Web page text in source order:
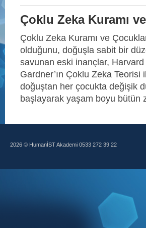
Çoklu Zeka Kuramı
Çoklu Zeka Kuramı ve
olduğunu, doğuşla sabit bir
savunan eski inançlar,
Gardner’ın Çoklu Zeka Teorisi
doğuştan her çocukta değişik
başlayarak yaşam boyu
2026 © HumanİST Akademi 0533 272 39 22